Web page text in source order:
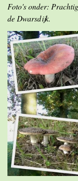
Foto's onder:
de Dwarsdijk.